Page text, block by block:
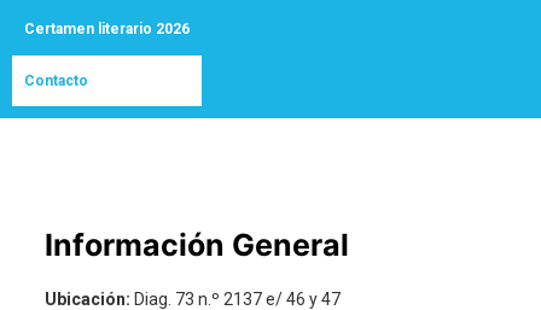
Certamen literario 2026
Contacto
Información General
Ubicación: Diag. 73 n.º 2137 e/ 46 y 47